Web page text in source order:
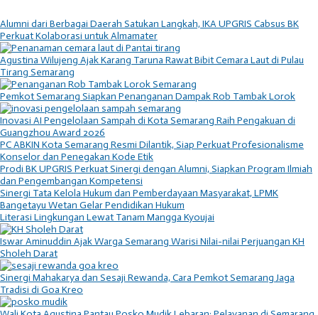
Alumni dari Berbagai Daerah Satukan Langkah, IKA UPGRIS Cabsus BK
Perkuat Kolaborasi untuk Almamater
Agustina Wilujeng Ajak Karang Taruna Rawat Bibit Cemara Laut di Pulau
Tirang Semarang
Pemkot Semarang Siapkan Penanganan Dampak Rob Tambak Lorok
Inovasi AI Pengelolaan Sampah di Kota Semarang Raih Pengakuan di
Guangzhou Award 2026
PC ABKIN Kota Semarang Resmi Dilantik, Siap Perkuat Profesionalisme
Konselor dan Penegakan Kode Etik
Prodi BK UPGRIS Perkuat Sinergi dengan Alumni, Siapkan Program Ilmiah
dan Pengembangan Kompetensi
Sinergi Tata Kelola Hukum dan Pemberdayaan Masyarakat, LPMK
Bangetayu Wetan Gelar Pendidikan Hukum
Literasi Lingkungan Lewat Tanam Mangga Kyoujai
Iswar Aminuddin Ajak Warga Semarang Warisi Nilai-nilai Perjuangan KH
Sholeh Darat
Sinergi Mahakarya dan Sesaji Rewanda, Cara Pemkot Semarang Jaga
Tradisi di Goa Kreo